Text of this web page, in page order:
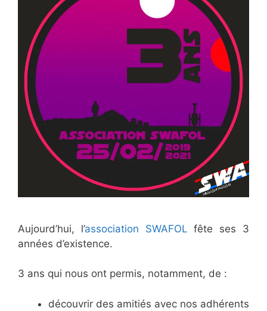
Aujourd’hui, l’association SWAFOL fête ses 3
années d’existence.
3 ans qui nous ont permis, notamment, de :
découvrir des amitiés avec nos adhérents